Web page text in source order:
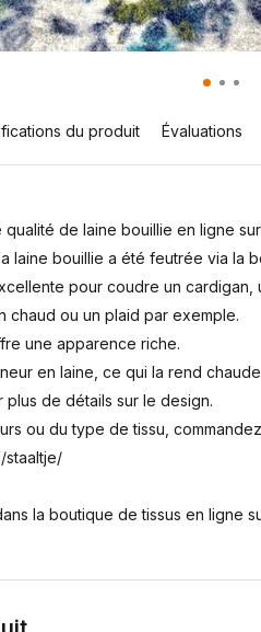
du produit Évaluations
de laine bouillie en ligne
laine bouillie a été feutrée via la
pour coudre un cardigan,
chaud ou un plaid par exemple.
une apparence riche.
en laine, ce qui la rend
de détails sur le design.
ou du type de tissu,
staaltje/
la boutique de tissus en ligne